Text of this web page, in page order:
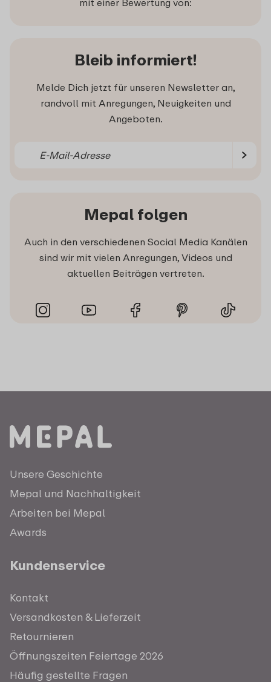
Bleib informiert!
Melde Dich jetzt für unseren Newsletter an,
randvoll mit Anregungen, Neuigkeiten und
Angeboten.
Mepal folgen
Auch in den verschiedenen Social Media Kanälen
sind wir mit vielen Anregungen, Videos und
aktuellen Beiträgen vertreten.
Unsere Geschichte
Mepal und Nachhaltigkeit
Arbeiten bei Mepal
Awards
Kundenservice
Kontakt
Versandkosten & Lieferzeit
Retournieren
Öffnungszeiten Feiertage 2026
Häufig gestellte Fragen